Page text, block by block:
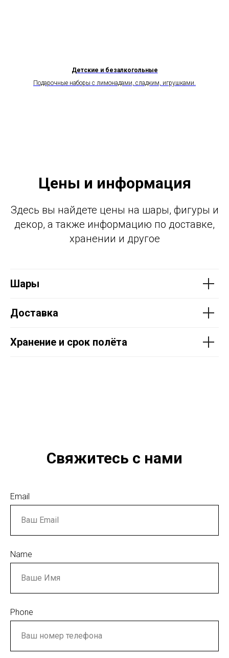
Детские и безалкогольные
Подарочные наборы с лимонадами, сладким, игрушками.
Цены и информация
Здесь вы найдете цены на шары, фигуры и
декор, а также информацию по доставке,
хранении и другое
Шары
Доставка
Хранение и срок полёта
Свяжитесь с нами
Email
Name
Phone